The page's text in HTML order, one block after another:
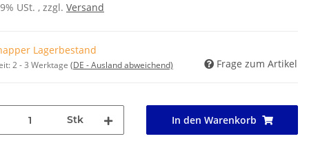
USt. , zzgl. Versand
Lagerbestand
2 - 3 Werktage (DE - Ausland abweichend) Frage zum Artikel
Stk In den Warenkorb